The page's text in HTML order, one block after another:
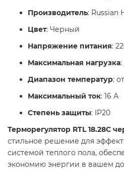
Производитель: Russian
Цвет: Черный
Напряжение питания:
Максимальная нагрузка:
Диапазон температур:
Максимальный ток: 16 А
Степень защиты: IP20
Терморегулятор RTL 18.28C
стильное решение для
системой теплого пола,
экономию энергии в вашем